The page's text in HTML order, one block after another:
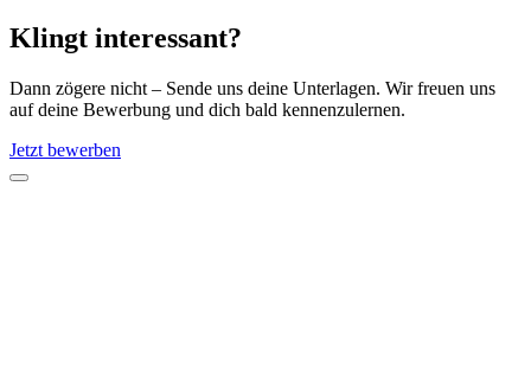
Klingt interessant?
Dann zögere nicht – Sende uns deine Unterlagen. Wir freuen uns
auf deine Bewerbung und dich bald kennenzulernen.
Jetzt bewerben